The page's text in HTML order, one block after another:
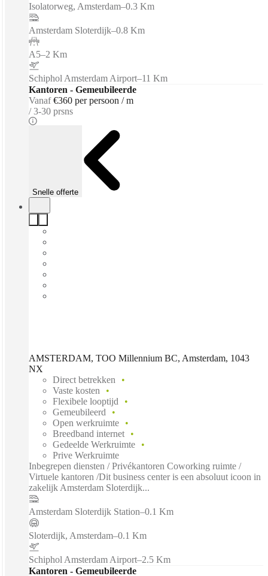
Isolatorweg, Amsterdam–0.3 Km
Amsterdam Sloterdijk–0.8 Km
A5–2 Km
Schiphol Amsterdam Airport–11 Km
Kantoren - Gemeubileerde
Vanaf €360 per persoon / m
3-30 prsns
Snelle offerte
AMSTERDAM, TOO Millennium BC, Amsterdam, 1043
NX
Direct betrekken
Vaste kosten
Flexibele looptijd
Gemeubileerd
Open werkruimte
Breedband internet
Gedeelde Werkruimte
Prive Werkruimte
Inbegrepen diensten / Privékantoren Coworking ruimte /
Virtuele kantoren /Dit business center is een absoluut icoon in
zakelijk Amsterdam Sloterdijk...
Amsterdam Sloterdijk Station–0.1 Km
Sloterdijk, Amsterdam–0.1 Km
Schiphol Amsterdam Airport–2.5 Km
Kantoren - Gemeubileerde